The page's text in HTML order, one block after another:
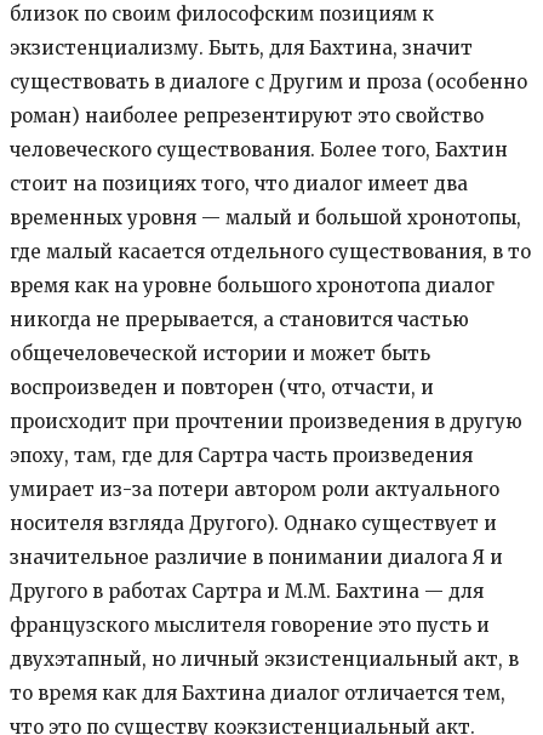
близок по своим философским позициям к
экзистенциализму. Быть, для Бахтина, значит
существовать в диалоге с Другим и проза (особенно
роман) наиболее репрезентируют это свойство
человеческого существования. Более того, Бахтин
стоит на позициях того, что диалог имеет два
временных уровня — малый и большой хронотопы,
где малый касается отдельного существования, в то
время как на уровне большого хронотопа диалог
никогда не прерывается, а становится частью
общечеловеческой истории и может быть
воспроизведен и повторен (что, отчасти, и
происходит при прочтении произведения в другую
эпоху, там, где для Сартра часть произведения
умирает из-за потери автором роли актуального
носителя взгляда Другого). Однако существует и
значительное различие в понимании диалога Я и
Другого в работах Сартра и М.М. Бахтина — для
французского мыслителя говорение это пусть и
двухэтапный, но личный экзистенциальный акт, в
то время как для Бахтина диалог отличается тем,
что это по существу коэкзистенциальный акт.